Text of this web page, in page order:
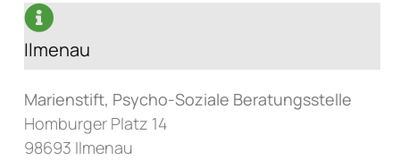
Ilmenau
Marienstift, Psycho-Soziale Beratungsstelle
Homburger Platz 14
98693 Ilmenau